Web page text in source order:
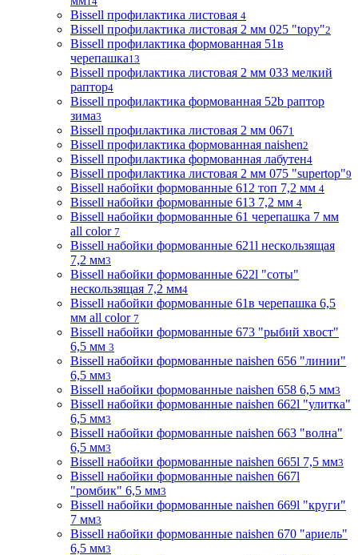
Bissell профилактика листовая 4
Bissell профилактика листовая 2 мм 025 "topy"2
Bissell профилактика формованная 51в
черепашка13
Bissell профилактика листовая 2 мм 033 мелкий
раптор4
Bissell профилактика формованная 52b раптор
зима3
Bissell профилактика листовая 2 мм 0671
Bissell профилактика формованная naishen2
Bissell профилактика формованная лабутен4
Bissell профилактика листовая 2 мм 075 "supertop"9
Bissell набойки формованные 612 топ 7,2 мм 4
Bissell набойки формованные 613 7,2 мм 4
Bissell набойки формованные 61 черепашка 7 мм
all color 7
Bissell набойки формованные 621l нескользящая
7,2 мм3
Bissell набойки формованные 622l "соты"
нескользящая 7,2 мм4
Bissell набойки формованные 61в черепашка 6,5
мм all color 7
Bissell набойки формованные 673 "рыбий хвост"
6,5 мм 3
Bissell набойки формованные naishen 656 "линии"
6,5 мм3
Bissell набойки формованные naishen 658 6,5 мм3
Bissell набойки формованные naishen 662l "улитка"
6,5 мм3
Bissell набойки формованные naishen 663 "волна"
6,5 мм3
Bissell набойки формованные naishen 665l 7,5 мм3
Bissell набойки формованные naishen 667l
"ромбик" 6,5 мм3
Bissell набойки формованные naishen 669l "круги"
7 мм3
Bissell набойки формованные naishen 670 "ариель"
6,5 мм3